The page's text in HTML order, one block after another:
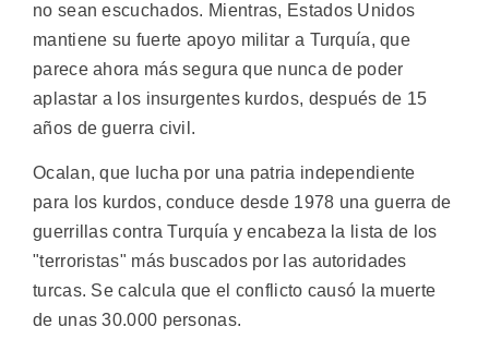
no sean escuchados. Mientras, Estados Unidos
mantiene su fuerte apoyo militar a Turquía, que
parece ahora más segura que nunca de poder
aplastar a los insurgentes kurdos, después de 15
años de guerra civil.
Ocalan, que lucha por una patria independiente
para los kurdos, conduce desde 1978 una guerra de
guerrillas contra Turquía y encabeza la lista de los
"terroristas" más buscados por las autoridades
turcas. Se calcula que el conflicto causó la muerte
de unas 30.000 personas.